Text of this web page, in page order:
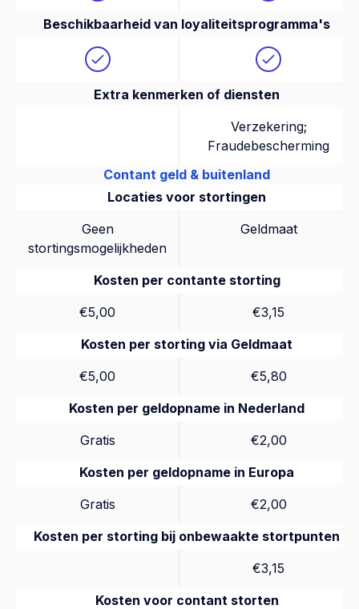
Beschikbaarheid van loyaliteitsprogramma's
Extra kenmerken of diensten
Verzekering;
Fraudebescherming
Contant geld & buitenland
Locaties voor stortingen
Geen
stortingsmogelijkheden
Geldmaat
Kosten per contante storting
€5,00
€3,15
Kosten per storting via Geldmaat
€5,00
€5,80
Kosten per geldopname in Nederland
Gratis
€2,00
Kosten per geldopname in Europa
Gratis
€2,00
Kosten per storting bij onbewaakte stortpunten
€3,15
Kosten voor contant storten